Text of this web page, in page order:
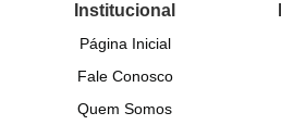
Institucional
Página Inicial
Fale Conosco
Quem Somos